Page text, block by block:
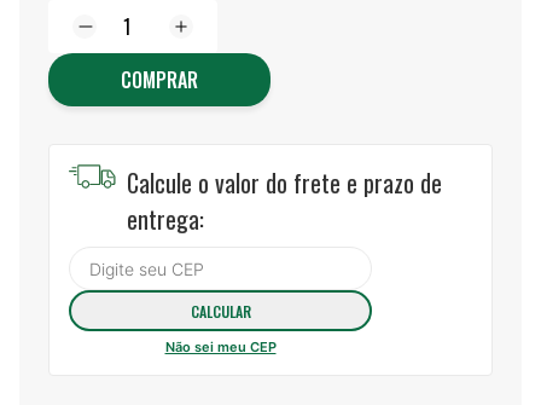
COMPRAR
Calcule o valor do frete e prazo de
entrega:
Não sei meu CEP